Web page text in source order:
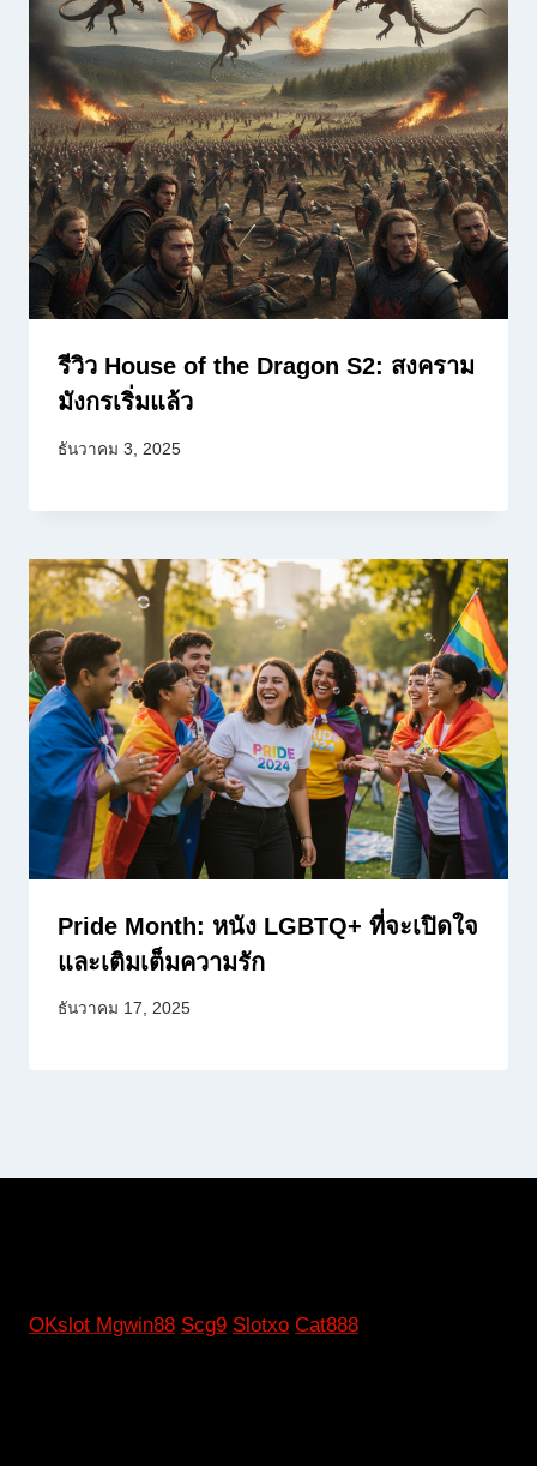
รีวิว House of the Dragon S2: สงคราม
มังกรเริ่มแล้ว
ธันวาคม 3, 2025
Pride Month: หนัง LGBTQ+ ที่จะเปิดใจ
และเติมเต็มความรัก
ธันวาคม 17, 2025
OKslot Mgwin88 Scg9 Slotxo Cat888